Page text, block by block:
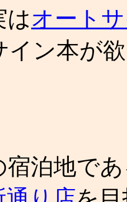
はオート
イン本が
宿泊地で